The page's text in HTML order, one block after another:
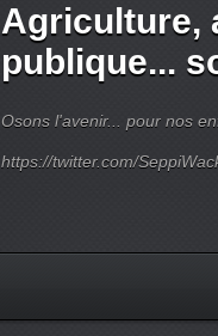
Agriculture,
publique...
Osons l'avenir... pour nos
https://twitter.com/